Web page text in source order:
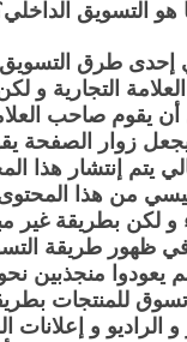
هو التسويق
إحدى طرق
التجارية و
يقوم صاحب
زوار الصفحة
يتم إنتشار هذا
من هذا المحتوى
و لكن بطريقة غير
ظهور طريقة
يعودوا منجذبين
تسوق للمنتجات
و الراديو و إعلانات